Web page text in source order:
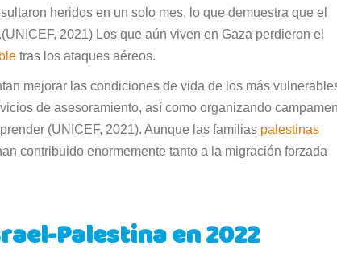
heridos en un solo mes, lo que demuestra que el
2021) Los que aún viven en Gaza perdieron el
tras los ataques aéreos.
mejorar las condiciones de vida de los más
de asesoramiento, así como organizando
(UNICEF, 2021). Aunque las familias palestinas
contribuido enormemente tanto a la migración forzada
Palestina en 2022